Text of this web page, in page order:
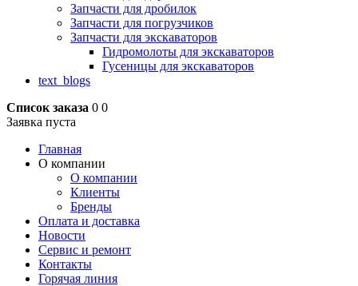
Запчасти для дробилок
Запчасти для погрузчиков
Запчасти для экскаваторов
Гидромолоты для экскаваторов
Гусеницы для экскаваторов
text_blogs
Список заказа 0 0
Заявка пуста
Главная
О компании
О компании
Клиенты
Бренды
Оплата и доставка
Новости
Сервис и ремонт
Контакты
Горячая линия